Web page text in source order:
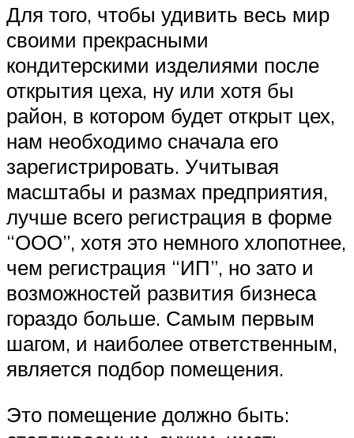
Для того, чтобы удивить весь мир
своими прекрасными
кондитерскими изделиями после
открытия цеха, ну или хотя бы
район, в котором будет открыт цех,
нам необходимо сначала его
зарегистрировать. Учитывая
масштабы и размах предприятия,
лучше всего регистрация в форме
“ООО”, хотя это немного хлопотнее,
чем регистрация “ИП”, но зато и
возможностей развития бизнеса
гораздо больше. Самым первым
шагом, и наиболее ответственным,
является подбор помещения.
Это помещение должно быть: